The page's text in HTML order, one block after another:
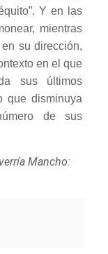
Y en las
mientras
su dirección,
en el que
sus últimos
que disminuya
de sus
Mancho: